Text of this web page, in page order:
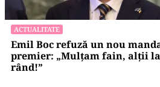
ACTUALITATE
Emil Boc refuză un nou
premier: „Mulțam fain, alții la
rând!”